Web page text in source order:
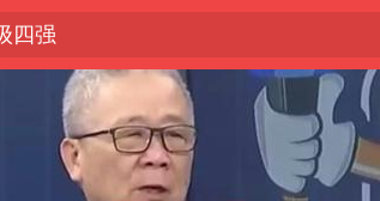
费新蓝海
克中国公开赛
可以“撤回”你的撤回了！
内自驾服务费